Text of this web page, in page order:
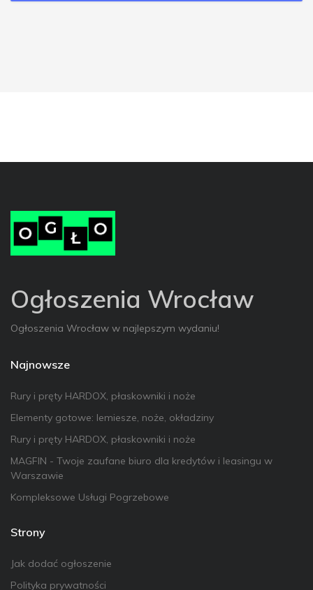
Ogłoszenia Wrocław
Ogłoszenia Wrocław w najlepszym wydaniu!
Najnowsze
Rury i pręty HARDOX, płaskowniki i noże
Elementy gotowe: lemiesze, noże, okładziny
Rury i pręty HARDOX, płaskowniki i noże
MAGFIN - Twoje zaufane biuro dla kredytów i leasingu w
Warszawie
Kompleksowe Usługi Pogrzebowe
Strony
Jak dodać ogłoszenie
Polityka prywatności